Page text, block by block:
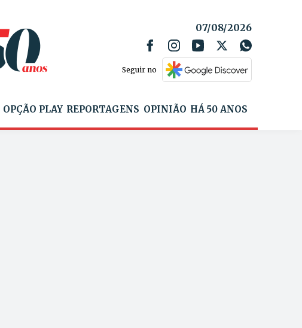
07/08/2026
Seguir no
OPÇÃO PLAY REPORTAGENS OPINIÃO HÁ 50 ANOS